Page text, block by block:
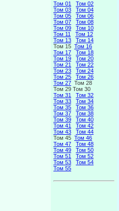
Том 01
Том 02
Том 03
Том 04
Том 05
Том 06
Том 07
Том 08
Том 09
Том 10
Том 11
Том 12
Том 13
Том 14
Том 15 Том 16
Том 17
Том 18
Том 19
Том 20
Том 21
Том 22
Том 23
Том 24
Том 25
Том 26
Том 27 Том 28
Том 29 Том 30
Том 31
Том 32
Том 33
Том 34
Том 35
Том 36
Том 37
Том 38
Том 39
Том 40
Том 41
Том 42
Том 43
Том 44
Том 45 Том 46
Том 47
Том 48
Том 49
Том 50
Том 51
Том 52
Том 53
Том 54
Том 55